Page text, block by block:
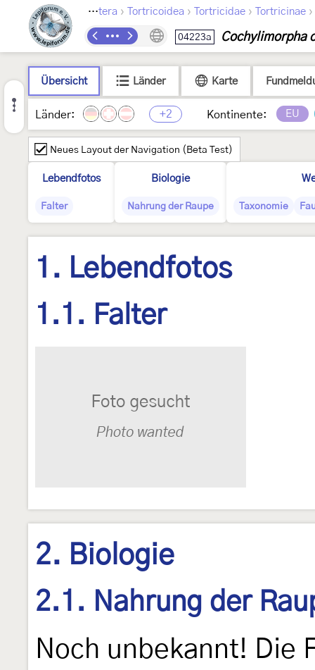
Lepidoptera › Tortricoidea › Tortricidae › Tortricinae ›
04223a Cochylimorpha
Übersicht Länder Karte
Länder: +2 Kontinente: EU
Neues Layout der Navigation (Beta Test)
Lebendfotos
Falter
Biologie
Nahrung der Raupe Taxonomie
1. Lebendfotos
1.1. Falter
2. Biologie
2.1. Nahrung der
Noch unbekannt! Die